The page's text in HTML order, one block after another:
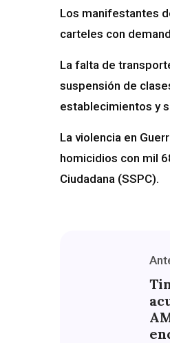
Los manifestantes
carteles con
La falta de
suspensión de
establecimientos y
La violencia en
homicidios con mil
Ciudadana (SSPC).